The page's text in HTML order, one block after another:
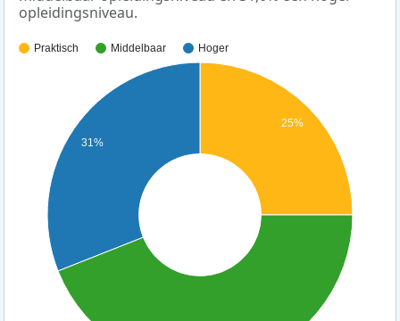
opleidingsniveau.
Praktisch Middelbaar Hoger
25%
31%